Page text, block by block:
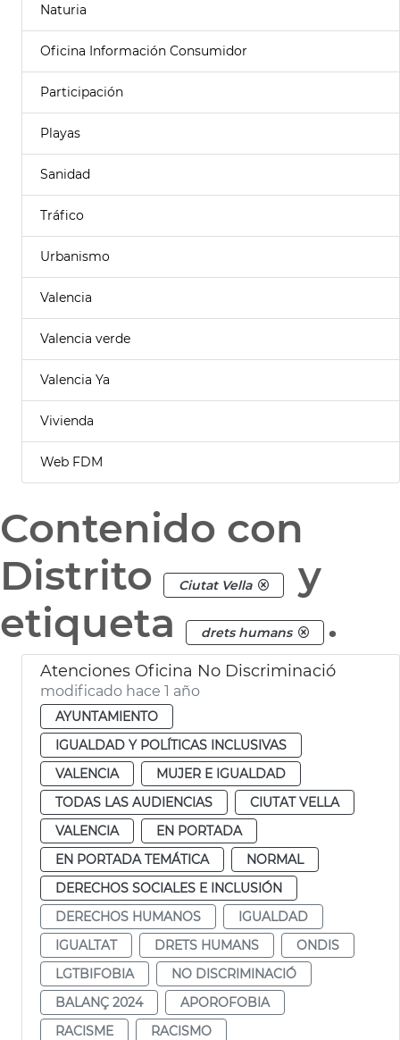
Naturia
Oficina Información Consumidor
Participación
Playas
Sanidad
Tráfico
Urbanismo
Valencia
Valencia verde
Valencia Ya
Vivienda
Web FDM
Contenido con
Distrito
Ciutat Vella
y
etiqueta
drets humans .
Atenciones Oficina No Discriminació
modificado hace 1 año
AYUNTAMIENTO
IGUALDAD Y POLÍTICAS INCLUSIVAS
VALENCIA
MUJER E IGUALDAD
TODAS LAS AUDIENCIAS
CIUTAT VELLA
VALENCIA
EN PORTADA
EN PORTADA TEMÁTICA
NORMAL
DERECHOS SOCIALES E INCLUSIÓN
DERECHOS HUMANOS
IGUALDAD
IGUALTAT
DRETS HUMANS
ONDIS
LGTBIFOBIA
NO DISCRIMINACIÓ
BALANÇ 2024
APOROFOBIA
RACISME
RACISMO